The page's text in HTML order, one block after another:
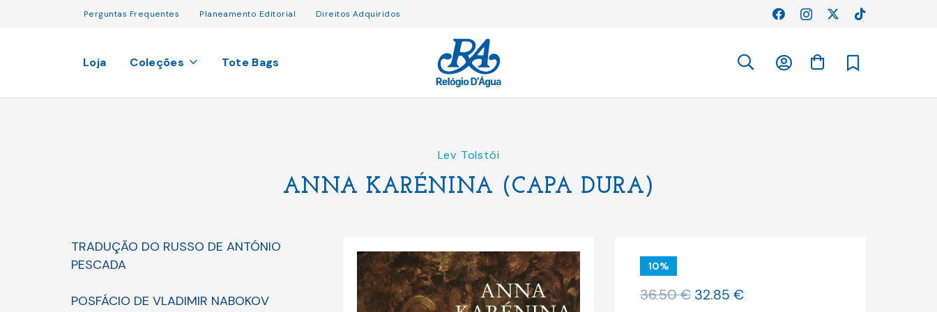
Perguntas Frequentes Planeamento Editorial Direitos Adquiridos
Loja Coleções Tote Bags
Lev Tolstói
ANNA KARÉNINA (CAPA DURA)
TRADUÇÃO DO RUSSO DE ANTÓNIO
PESCADA
POSFÁCIO DE VLADIMIR NABOKOV
10%
36.50€ O
32.85€O